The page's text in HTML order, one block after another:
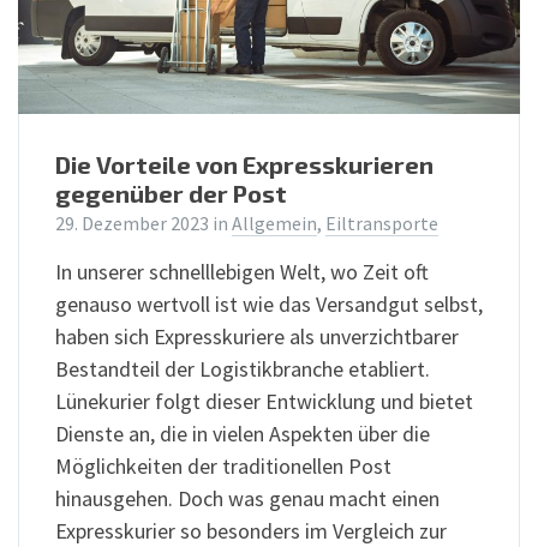
Die Vorteile von Expresskurieren
gegenüber der Post
29. Dezember 2023 in Allgemein, Eiltransporte
In unserer schnelllebigen Welt, wo Zeit oft
genauso wertvoll ist wie das Versandgut selbst,
haben sich Expresskuriere als unverzichtbarer
Bestandteil der Logistikbranche etabliert.
Lünekurier folgt dieser Entwicklung und bietet
Dienste an, die in vielen Aspekten über die
Möglichkeiten der traditionellen Post
hinausgehen. Doch was genau macht einen
Expresskurier so besonders im Vergleich zur